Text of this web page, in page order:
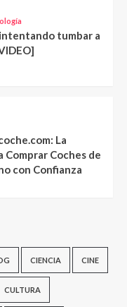
tumbar a
La
Comprar Coches de
con Confianza
CIENCIA CINE
CULTURA